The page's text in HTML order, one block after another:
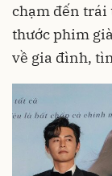
chạm đến trái
thước phim
về gia đình,